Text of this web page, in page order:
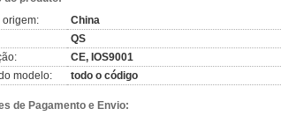
origem:
China
QS
CE, IOS9001
modelo:
todo o código
de Pagamento e Envio: